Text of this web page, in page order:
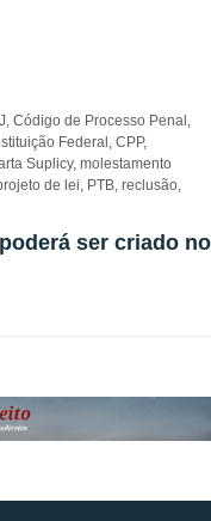
, Código de Processo Penal ,
Federal , CPP,
Suplicy, molestamento
de lei, PTB, reclusão,
ser criado no